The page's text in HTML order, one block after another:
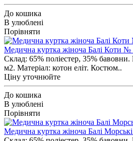
До кошика
В улюблені
Порівняти
Медична куртка жіноча Балі Коти №
Склад: 65% поліестер, 35%
м2. Матеріал: котон еліт. Костюм..
Ціну уточнюйте
До кошика
В улюблені
Порівняти
Медична куртка жіноча Балі